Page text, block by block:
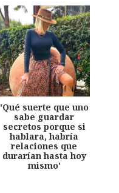
'Qué suerte que uno
sabe guardar
secretos porque si
hablara, habría
relaciones que
durarían hasta hoy
mismo'